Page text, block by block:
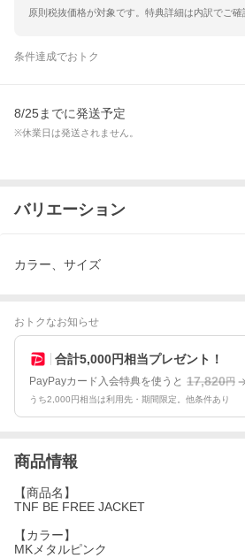
原則税抜価格が対象です。特典詳細は内訳でご確
条件達成でおトク
8/25までに発送予定
※休業日は発送されません。
バリエーション
カラー、サイズ
おトクなお知らせ
合計5,000円相当プレゼント！
PayPayカード入会特典を使うと 17,820円
うち2,000円相当は利用先・期間限定。他条件あり
商品情報
【商品名】
TNF BE FREE JACKET
【カラー】
MKメタルピンク